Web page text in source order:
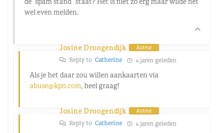
wel even melden.
Josine Droogendijk Auteur
Reply to Catherine 4 jaren geleden
Als je het daar zou willen aankaarten via
abuse@kpn.com , heel graag!
Josine Droogendijk Auteur
Reply to Catherine 4 jaren geleden